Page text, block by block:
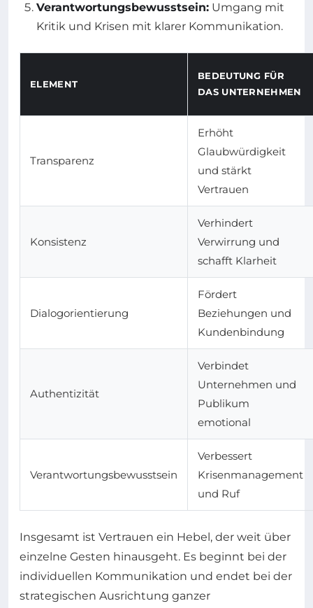
Verantwortungsbewusstsein: Umgang mit
Kritik und Krisen mit klarer Kommunikation.
ELEMENT
BEDEUTUNG FÜR
DAS UNTERNEHMEN
Transparenz
Erhöht
Glaubwürdigkeit
und stärkt
Vertrauen
Konsistenz
Verhindert
Verwirrung und
schafft Klarheit
Dialogorientierung
Fördert
Beziehungen und
Kundenbindung
Authentizität
Verbindet
Unternehmen und
Publikum
emotional
Verantwortungsbewusstsein
Verbessert
Krisenmanagement
und Ruf
Insgesamt ist Vertrauen ein Hebel, der weit über
einzelne Gesten hinausgeht. Es beginnt bei der
individuellen Kommunikation und endet bei der
strategischen Ausrichtung ganzer